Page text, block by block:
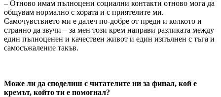
– Отново имам пълноцени социални контакти отново мога да
общувам нормално с хората и с приятелите ми.
Самочувствието ми е далеч по-добре от преди и колкото и
странно да звучи – за мен този крем направи разликата между
един пълноценен и качествен живот и един изпълнен с тъга и
самосъжаление такъв.
Може ли да споделиш с читателите ни за финал, кой е
кремът, който ти е помогнал?